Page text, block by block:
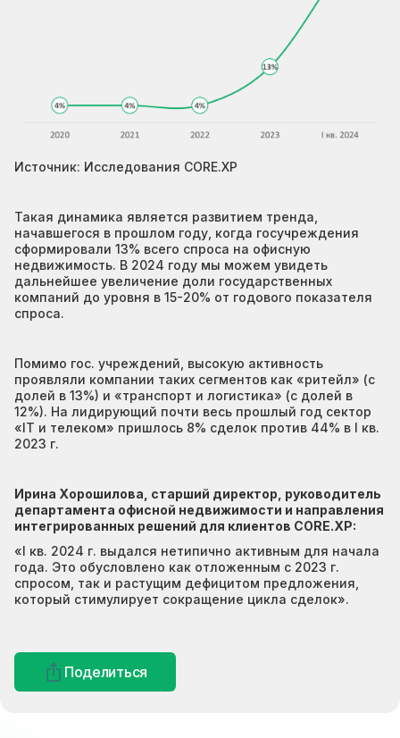
Источник: Исследования CORE.XP
Такая динамика является развитием тренда,
начавшегося в прошлом году, когда госучреждения
сформировали 13% всего спроса на офисную
недвижимость. В 2024 году мы можем увидеть
дальнейшее увеличение доли государственных
компаний до уровня в 15-20% от годового показателя
спроса.
Помимо гос. учреждений, высокую активность
проявляли компании таких сегментов как «ритейл» (с
долей в 13%) и «транспорт и логистика» (с долей в
12%). На лидирующий почти весь прошлый год сектор
«IT и телеком» пришлось 8% сделок против 44% в I кв.
2023 г.
Ирина Хорошилова, старший директор, руководитель
департамента офисной недвижимости и направления
интегрированных решений для клиентов CORE.XP:
«I кв. 2024 г. выдался нетипично активным для начала
года. Это обусловлено как отложенным с 2023 г.
спросом, так и растущим дефицитом предложения,
который стимулирует сокращение цикла сделок».
Поделиться